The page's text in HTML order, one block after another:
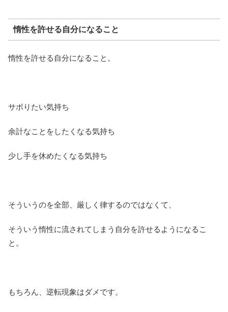
惰性を許せる自分になること
惰性を許せる自分になること。
サボりたい気持ち
余計なことをしたくなる気持ち
少し手を休めたくなる気持ち
そういうのを全部、厳しく律するのではなくて、
そういう惰性に流されてしまう自分を許せるようになるこ
と。
もちろん、逆転現象はダメです。